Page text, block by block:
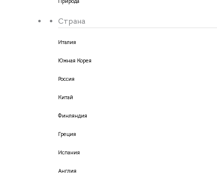
Страна
Италия
Южная Корея
Россия
Китай
Финляндия
Греция
Испания
Англия